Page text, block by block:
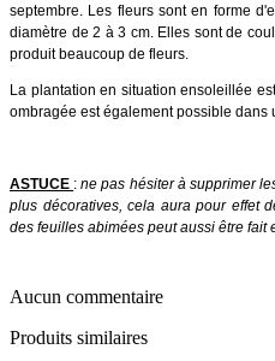
septembre. Les fleurs sont en forme
diamètre de 2 à 3 cm. Elles sont de
produit beaucoup de fleurs.
La plantation en situation ensoleillée
ombragée est également possible dans
ASTUCE : ne pas hésiter à supprimer
plus décoratives, cela aura pour effet
des feuilles abimées peut aussi être fait
Aucun commentaire
Produits similaires